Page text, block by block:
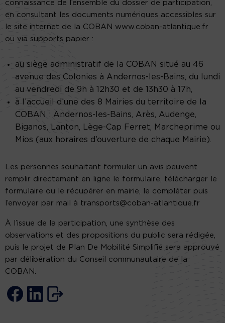
connaissance de l’ensemble du dossier de participation,
en consultant les documents numériques accessibles sur
le site internet de la COBAN www.coban-atlantique.fr
ou via supports papier :
au siège administratif de la COBAN situé au 46
avenue des Colonies à Andernos-les-Bains, du lundi
au vendredi de 9h à 12h30 et de 13h30 à 17h,
à l’accueil d’une des 8 Mairies du territoire de la
COBAN : Andernos-les-Bains, Arès, Audenge,
Biganos, Lanton, Lège-Cap Ferret, Marcheprime ou
Mios (aux horaires d’ouverture de chaque Mairie).
Les personnes souhaitant formuler un avis peuvent
remplir directement en ligne le formulaire, télécharger le
formulaire ou le récupérer en mairie, le compléter puis
l’envoyer par mail à transports@coban-atlantique.fr
À l’issue de la participation, une synthèse des
observations et des propositions du public sera rédigée,
puis le projet de Plan De Mobilité Simplifié sera approuvé
par délibération du Conseil communautaire de la
COBAN.